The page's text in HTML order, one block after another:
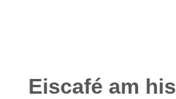
Eiscafé am